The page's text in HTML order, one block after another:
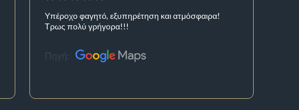
Υπέροχο φαγητό, εξυπηρέτηση και ατμόσφαιρα!
Τρως πολύ γρήγορα!!!
Πηγή: